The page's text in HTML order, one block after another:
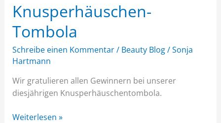
Knusperhäuschen-
Tombola
Schreibe einen Kommentar/ Beauty Blog/Sonja
Hartmann
Wir gratulieren allen Gewinnern bei unserer
diesjährigen Knusperhäuschentombola.
Weiterlesen »